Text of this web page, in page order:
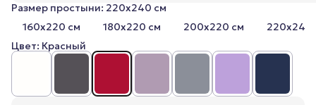
Размер простыни: 220x240 см
160x220 см
180x220 см 200x220 см
220x240
Цвет: Красный